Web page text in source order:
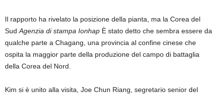
Il rapporto ha rivelato la posizione della pianta, ma la Corea del
Sud Agenzia di stampa Ionhap È stato detto che sembra essere da
qualche parte a Chagang, una provincia al confine cinese che
ospita la maggior parte della produzione del campo di battaglia
della Corea del Nord.
Kim si è unito alla visita, Joe Chun Riang, segretario senior del